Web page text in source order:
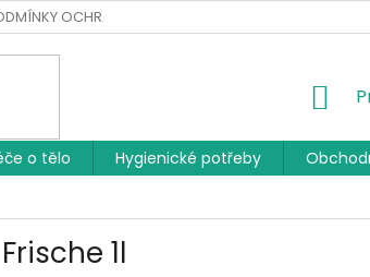
OCHRANY OSOBNÍCH ÚDAJŮ
o tělo Hygienické potřeby
1l